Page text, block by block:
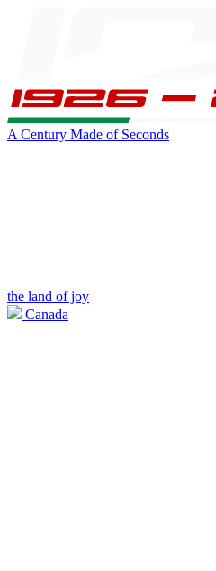
A Century Made of Seconds
the land of joy
Canada